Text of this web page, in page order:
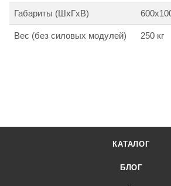
Габариты (ШхГхВ)
Вес (без силовых модулей) 250 кг
КАТАЛОГ
БЛОГ